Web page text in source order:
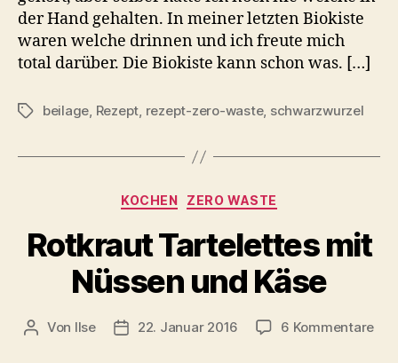
der Hand gehalten. In meiner letzten Biokiste
waren welche drinnen und ich freute mich
total darüber. Die Biokiste kann schon was. […]
Schlagwörter
beilage, Rezept, rezept-zero-waste, schwarzwurzel
Kategorien
KOCHEN ZERO WASTE
Rotkraut Tartelettes mit
Nüssen und Käse
Beitragsautor
Von Ilse Beitragsdatum
22. Januar 2016 6 Kommentarezu